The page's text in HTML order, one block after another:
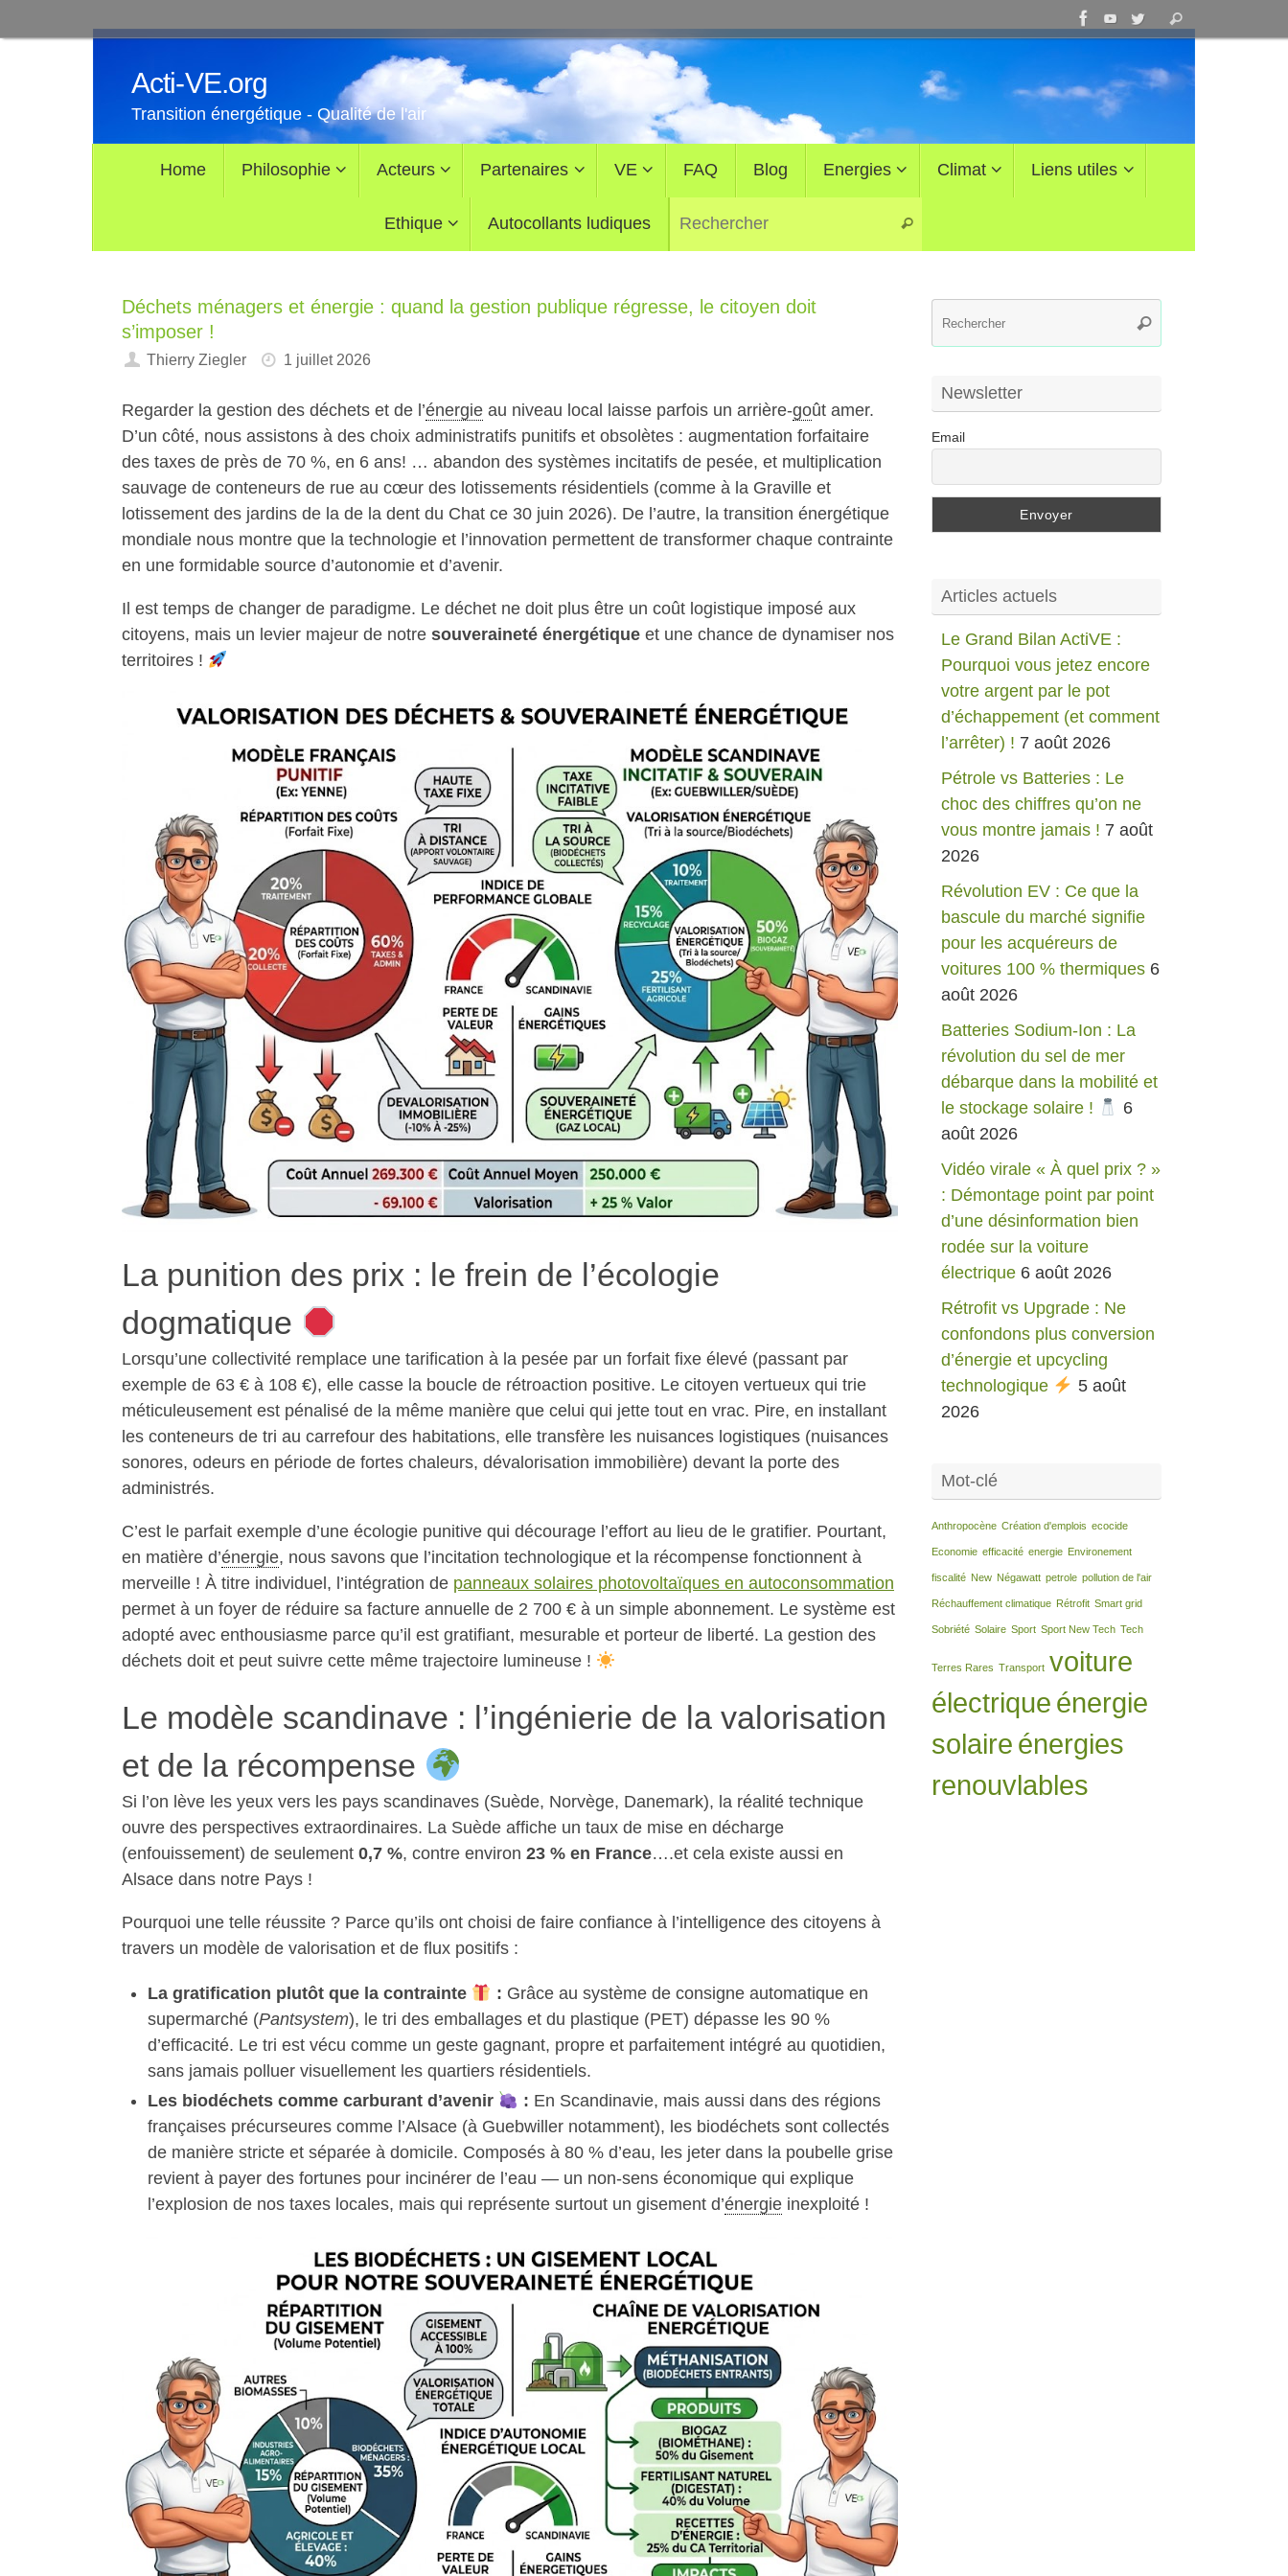
Passer
pour
:
Rechercher
Acti-VE.org
Transition énergétique - Qualité de l'air
Home Philosophie Acteurs Partenaires VE FAQ Blog Energies Climat Liens utiles
Ethique Autocollants ludiques Rechercher
Déchets ménagers et énergie : quand la gestion publique régresse, le citoyen doit
s’imposer !
Thierry Ziegler 1 juillet 2026
Regarder la gestion des déchets et de l’énergie au niveau local laisse parfois un arrière-goût amer.
D’un côté, nous assistons à des choix administratifs punitifs et obsolètes : augmentation forfaitaire
des taxes de près de 70 %, en 6 ans! … abandon des systèmes incitatifs de pesée, et multiplication
sauvage de conteneurs de rue au cœur des lotissements résidentiels (comme à la Graville et
lotissement des jardins de la de la dent du Chat ce 30 juin 2026). De l’autre, la transition énergétique
mondiale nous montre que la technologie et l’innovation permettent de transformer chaque contrainte
en une formidable source d’autonomie et d’avenir.
Il est temps de changer de paradigme. Le déchet ne doit plus être un coût logistique imposé aux
citoyens, mais un levier majeur de notre souveraineté énergétique et une chance de dynamiser nos
territoires !
La punition des prix : le frein de l’écologie
dogmatique
Lorsqu’une collectivité remplace une tarification à la pesée par un forfait fixe élevé (passant par
exemple de 63 € à 108 €), elle casse la boucle de rétroaction positive. Le citoyen vertueux qui trie
méticuleusement est pénalisé de la même manière que celui qui jette tout en vrac. Pire, en installant
les conteneurs de tri au carrefour des habitations, elle transfère les nuisances logistiques (nuisances
sonores, odeurs en période de fortes chaleurs, dévalorisation immobilière) devant la porte des
administrés.
C’est le parfait exemple d’une écologie punitive qui décourage l’effort au lieu de le gratifier. Pourtant,
en matière d’énergie, nous savons que l’incitation technologique et la récompense fonctionnent à
merveille ! À titre individuel, l’intégration de panneaux solaires photovoltaïques en autoconsommation
permet à un foyer de réduire sa facture annuelle de 2 700 € à un simple abonnement. Le système est
adopté avec enthousiasme parce qu’il est gratifiant, mesurable et porteur de liberté. La gestion des
déchets doit et peut suivre cette même trajectoire lumineuse !
Le modèle scandinave : l’ingénierie de la valorisation
et de la récompense
Si l’on lève les yeux vers les pays scandinaves (Suède, Norvège, Danemark), la réalité technique
ouvre des perspectives extraordinaires. La Suède affiche un taux de mise en décharge
(enfouissement) de seulement 0,7 %, contre environ 23 % en France….et cela existe aussi en
Alsace dans notre Pays !
Pourquoi une telle réussite ? Parce qu’ils ont choisi de faire confiance à l’intelligence des citoyens à
travers un modèle de valorisation et de flux positifs :
La gratification plutôt que la contrainte : Grâce au système de consigne automatique en
supermarché (Pantsystem), le tri des emballages et du plastique (PET) dépasse les 90 %
d’efficacité. Le tri est vécu comme un geste gagnant, propre et parfaitement intégré au quotidien,
sans jamais polluer visuellement les quartiers résidentiels.
Les biodéchets comme carburant d’avenir
: En Scandinavie, mais aussi dans des régions
françaises précurseures comme l’Alsace (à Guebwiller notamment), les biodéchets sont collectés
de manière stricte et séparée à domicile. Composés à 80 % d’eau, les jeter dans la poubelle grise
revient à payer des fortunes pour incinérer de l’eau — un non-sens économique qui explique
l’explosion de nos taxes locales, mais qui représente surtout un gisement d’énergie inexploité !
Rechercher
Newsletter
Email
Articles actuels
Le Grand Bilan ActiVE :
Pourquoi vous jetez encore
votre argent par le pot
d’échappement (et comment
l’arrêter) ! 7 août 2026
Pétrole vs Batteries : Le
choc des chiffres qu’on ne
vous montre jamais ! 7 août
2026
Révolution EV : Ce que la
bascule du marché signifie
pour les acquéreurs de
voitures 100 % thermiques 6
août 2026
Batteries Sodium-Ion : La
révolution du sel de mer
débarque dans la mobilité et
le stockage solaire !
6
août 2026
Vidéo virale « À quel prix ? »
: Démontage point par point
d’une désinformation bien
rodée sur la voiture
électrique 6 août 2026
Rétrofit vs Upgrade : Ne
confondons plus conversion
d’énergie et upcycling
technologique
5 août
2026
Mot-clé
Anthropocène Création d'emplois ecocide
Economie efficacité energie Environement
fiscalité New Négawatt petrole pollution de l'air
Réchauffement climatique Rétrofit Smart grid
Sobriété Solaire Sport Sport New Tech Tech
Terres Rares Transport voiture
électrique énergie
solaire énergies
renouvlables